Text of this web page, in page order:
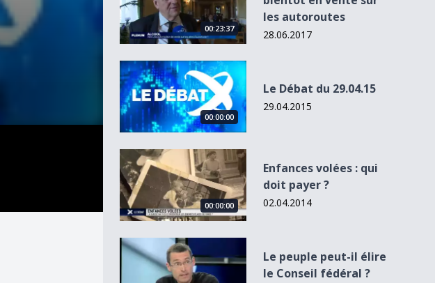
00:23:37
les autoroutes
28.06.2017
Le Débat du 29.04.15
00:00:00
Le Débat du 29.04.15
29.04.2015
Enfances volées : qui doit payer ?
00:00:00
Enfances volées : qui
doit payer ?
02.04.2014
Le peuple peut-il élire le Conseil fédéral ?
Le peuple peut-il élire
le Conseil fédéral ?